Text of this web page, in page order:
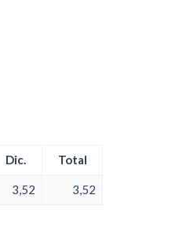
Dic. Total
3,52 3,52